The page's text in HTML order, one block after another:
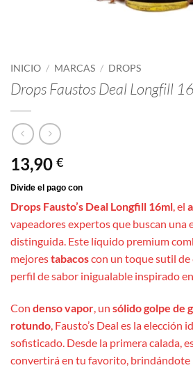
INICIO / MARCAS / DROPS
Drops Faustos Deal Longfill
13,90 €
Drops Fausto’s Deal Longfill 16ml, el
vapeadores expertos que buscan una
distinguida. Este líquido premium
mejorestabacoscon un toque sutil de
perfil de sabor inigualable inspirado
Con denso vapor, un sólido golpe de
rotundo, Fausto’s Deal es la elección
sofisticado. Desde la primera calada,
convertirá en tu favorito, brindándote